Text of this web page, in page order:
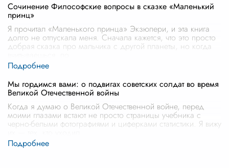
Сочинение Философские вопросы в сказке «Маленький
принц»
Я прочитал «Маленького принца» Экзюпери, и эта книга
долго не отпускала меня. Сначала кажется, что это просто
добрая сказка про мальчика с другой планеты, но когда
Мы гордимся вами: о подвигах советских солдат во время
Великой Отечественной войны
Когда я думаю о Великой Отечественной войне, перед
моими глазами встают не просто страницы учебника с
черно-белыми фотографиями и циферками статистики. Я вижу